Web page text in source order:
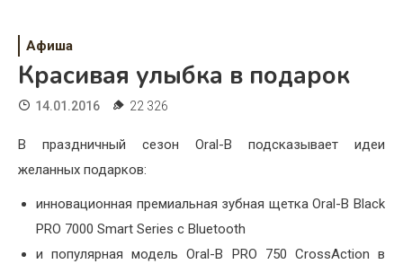
Дети
Свадьба
Хобби
Красота
Афиша
Красивая улыбка в подарок
14.01.2016 22 326
В праздничный сезон Oral-B подсказывает идеи
желанных подарков:
инновационная премиальная зубная щетка Oral-B Black
PRO 7000 Smart Series с Bluetooth
и популярная модель Oral-B PRO 750 CrossAction в